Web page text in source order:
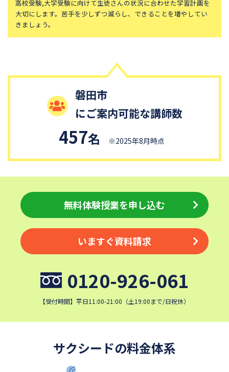
土佐中学校
國學院大學久我山中学校
江戸川学園取手中学校
大阪桐蔭中学校
東京都市大学等々力中学校
国府台女子学院中学部
獨協中学校
淑徳中学校
昭和女子大学附属昭和中学校
細田学園中学校
帝京大学中学校
同志社香里中学校
埼玉栄中学校
城北埼玉中学校
日本大学中学校
目黒日本大学中学校
関東学院中学校
帝塚山学院中学校
星野学園中学校
昭和学院中学校
東京女学館中学校
浜中学校
カリタス女子中学校
高校受験,大学受験に向けて生徒さんの状況に合わせた学習計画を
大切にします。苦手を少しずつ減らし、できることを増やしてい
きましょう。
磐田市
にご案内可能な講師数
457名 ※2025年8月時点
無料体験授業を申し込む
いますぐ資料請求
0120-926-061
【受付時間】平日11:00-21:00（土19:00まで/日祝休）
サクシードの料金体系